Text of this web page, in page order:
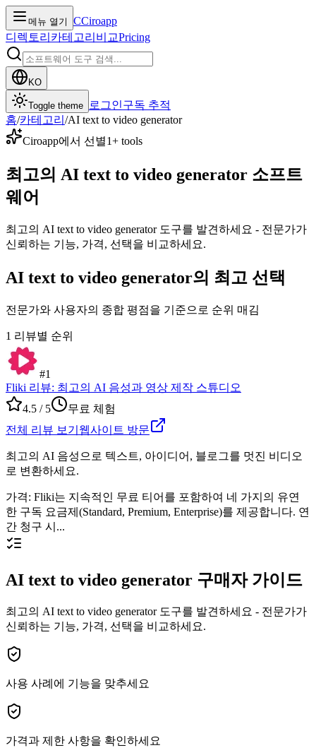
메뉴 열기 CCiroapp
디렉토리 카테고리 비교Pricing
KO
Toggle theme 로그인구독 추적
홈/카테고리 /AI text to video generator
Ciroapp에서 선별1+ tools
최고의 AI text to video generator 소프트
웨어
최고의 AI text to video generator 도구를 발견하세요 - 전문가가
신뢰하는 기능, 가격, 선택을 비교하세요.
AI text to video generator의 최고 선택
전문가와 사용자의 종합 평점을 기준으로 순위 매김
1 리뷰별 순위
#1
Fliki 리뷰: 최고의 AI 음성과 영상 제작 스튜디오
4.5 / 5
무료 체험
전체 리뷰 보기 웹사이트 방문
최고의 AI 음성으로 텍스트, 아이디어, 블로그를 멋진 비디오
로 변환하세요.
가격: Fliki는 지속적인 무료 티어를 포함하여 네 가지의 유연
한 구독 요금제(Standard, Premium, Enterprise)를 제공합니다. 연
간 청구 시...
AI text to video generator 구매자 가이드
최고의 AI text to video generator 도구를 발견하세요 - 전문가가
신뢰하는 기능, 가격, 선택을 비교하세요.
사용 사례에 기능을 맞추세요
가격과 제한 사항을 확인하세요